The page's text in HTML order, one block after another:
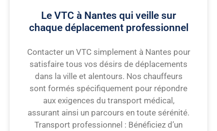
Le VTC à Nantes qui veille sur
chaque déplacement professionnel
Contacter un VTC simplement à Nantes pour
satisfaire tous vos désirs de déplacements
dans la ville et alentours. Nos chauffeurs
sont formés spécifiquement pour répondre
aux exigences du transport médical,
assurant ainsi un parcours en toute sérénité.
Transport professionnel : Bénéficiez d’un